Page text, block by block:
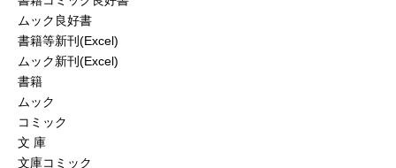
ムック良好書
書籍等新刊(Excel)
ムック新刊(Excel)
書籍
ムック
コミック
文 庫
文庫コミック